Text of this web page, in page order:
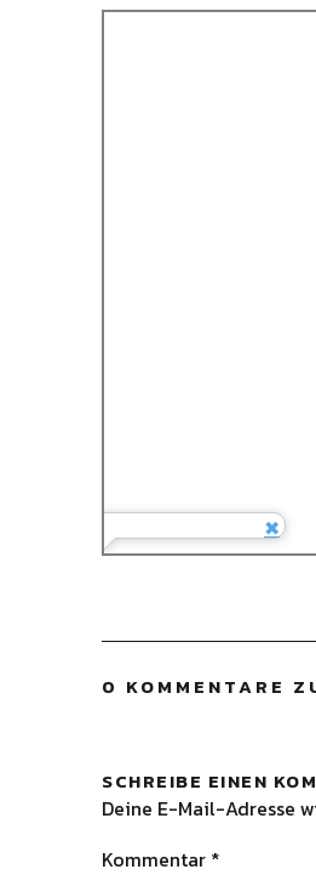
0 KOMMENTARE
SCHREIBE EINEN
Deine E-Mail-Adresse
Kommentar *